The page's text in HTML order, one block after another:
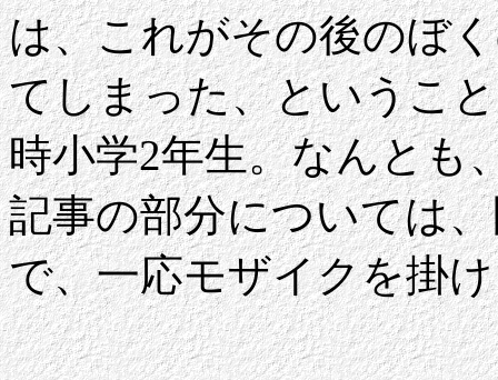
は、これがその後のぼ
てしまった、というこ
時小学2年生。なんとも
記事の部分については
で、一応モザイクを掛